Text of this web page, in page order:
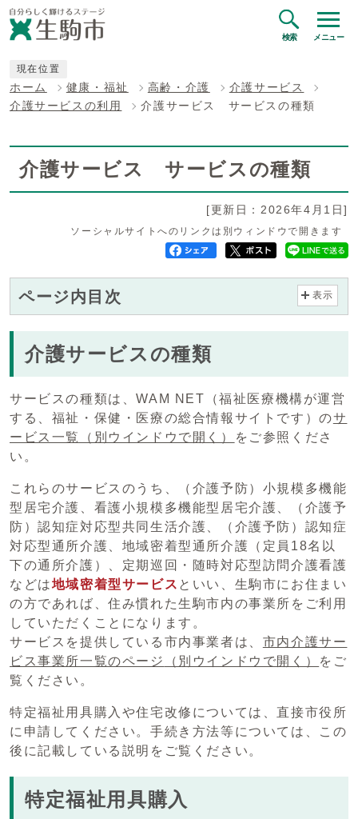
検索 メニュー
現在位置
ホーム 健康・福祉 高齢・介護
介護サービス
介護サービスの利用
介護サービス サービスの種類
介護サービス サービスの種類
[更新日：2026年4月1日]
ソーシャルサイトへのリンクは別ウィンドウで開きます
ページ内目次 表示
介護サービスの種類
サービスの種類は、WAM NET（福祉医療機構が運営
する、福祉・保健・医療の総合情報サイトです）のサ
ービス一覧
（別ウインドウで開く）
をご参照くださ
い。
これらのサービスのうち、（介護予防）小規模多機能
型居宅介護、看護小規模多機能型居宅介護、（介護予
防）認知症対応型共同生活介護、（介護予防）認知症
対応型通所介護、地域密着型通所介護（定員18名以
下の通所介護）、定期巡回・随時対応型訪問介護看護
などは地域密着型サービス といい、生駒市にお住まい
の方であれば、住み慣れた生駒市内の事業所をご利用
していただくことになります。
サービスを提供している市内事業者は、 市内介護サー
ビス事業所一覧のページ
（別ウインドウで開く）
をご
覧ください。
特定福祉用具購入や住宅改修については、直接市役所
に申請してください。手続き方法等については、この
後に記載している説明をご覧ください。
特定福祉用具購入